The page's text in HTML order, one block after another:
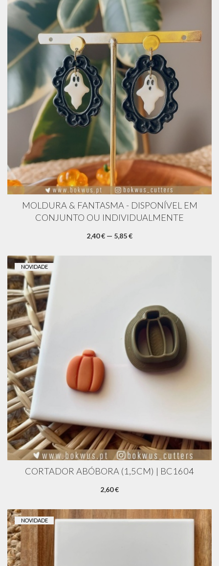
MOLDURA & FANTASMA - DISPONÍVEL EM
CONJUNTO OU INDIVIDUALMENTE
2,40 € — 5,85 €
NOVIDADE
CORTADOR ABÓBORA (1,5CM) | BC1604
2,60 €
NOVIDADE